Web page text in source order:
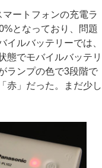
ートフォンの充電ラ
となっており、問題
イルバッテリーでは、
態でモバイルバッテリ
ランプの色で3段階で
赤」だった。まだ少し